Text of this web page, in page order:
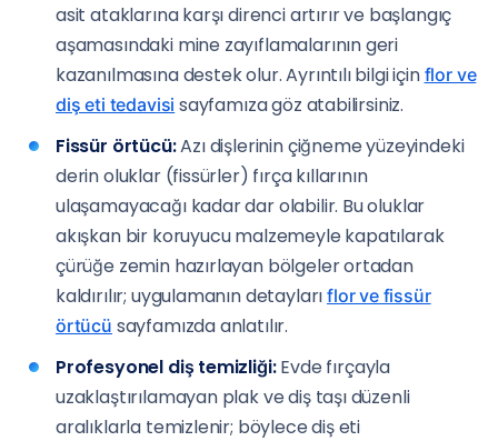
asit ataklarına karşı direnci artırır ve başlangıç
aşamasındaki mine zayıflamalarının geri
kazanılmasına destek olur. Ayrıntılı bilgi için flor ve
diş eti tedavisi sayfamıza göz atabilirsiniz.
Fissür örtücü:Azı dişlerinin çiğneme yüzeyindeki
derin oluklar (fissürler) fırça kıllarının
ulaşamayacağı kadar dar olabilir. Bu oluklar
akışkan bir koruyucu malzemeyle kapatılarak
çürüğe zemin hazırlayan bölgeler ortadan
kaldırılır; uygulamanın detaylarıflor ve fissür
örtücü sayfamızda anlatılır.
Profesyonel diş temizliği:Evde fırçayla
uzaklaştırılamayan plak ve diş taşı düzenli
aralıklarla temizlenir; böylece diş eti